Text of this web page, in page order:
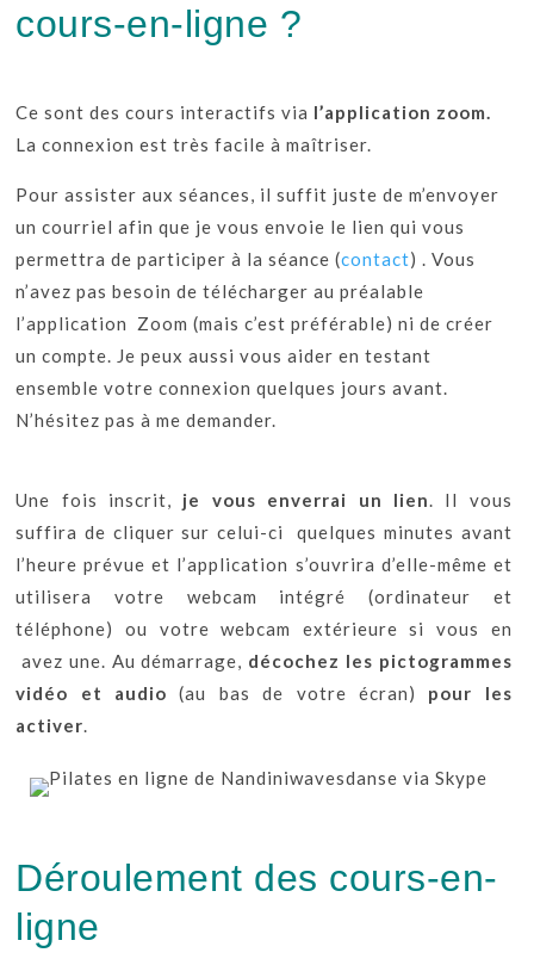
cours-en-ligne ?
Ce sont des cours interactifs via l’application zoom.
La connexion est très facile à maîtriser.
Pour assister aux séances, il suffit juste de m’envoyer
un courriel afin que je vous envoie le lien qui vous
permettra de participer à la séance (contact) . Vous
n’avez pas besoin de télécharger au préalable
l’application Zoom (mais c’est préférable) ni de créer
un compte. Je peux aussi vous aider en testant
ensemble votre connexion quelques jours avant.
N’hésitez pas à me demander.
Une fois inscrit, je vous enverrai un lien. Il vous
suffira de cliquer sur celui-ci quelques minutes avant
l’heure prévue et l’application s’ouvrira d’elle-même et
utilisera votre webcam intégré (ordinateur et
téléphone) ou votre webcam extérieure si vous en
avez une. Au démarrage, décochez les pictogrammes
vidéo et audio (au bas de votre écran) pour les
activer.
Déroulement des cours-en-
ligne